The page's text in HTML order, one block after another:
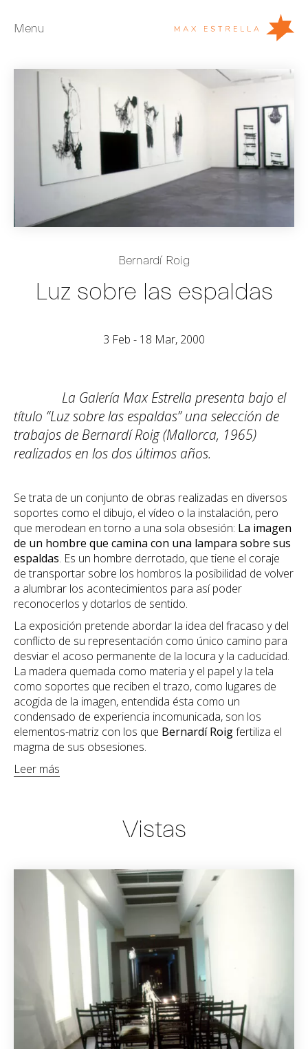
Menu
Exposiciones
Ferias
Noticias
Young Collectors
Bernardí Roig
Luz sobre las espaldas
3 Feb - 18 Mar, 2000
La Galería Max Estrella presenta bajo el
título “Luz sobre las espaldas” una selección de
trabajos de Bernardí Roig (Mallorca, 1965)
realizados en los dos últimos años.
Se trata de un conjunto de obras realizadas en diversos
soportes como el dibujo, el vídeo o la instalación, pero
que merodean en torno a una sola obsesión: La imagen
de un hombre que camina con una lampara sobre sus
espaldas. Es un hombre derrotado, que tiene el coraje
de transportar sobre los hombros la posibilidad de volver
a alumbrar los acontecimientos para así poder
reconocerlos y dotarlos de sentido.
La exposición pretende abordar la idea del fracaso y del
conflicto de su representación como único camino para
desviar el acoso permanente de la locura y la caducidad.
La madera quemada como materia y el papel y la tela
como soportes que reciben el trazo, como lugares de
acogida de la imagen, entendida ésta como un
condensado de experiencia incomunicada, son los
elementos-matriz con los que Bernardí Roigfertiliza el
magma de sus obsesiones.
Leer más
Vistas